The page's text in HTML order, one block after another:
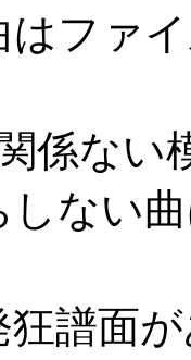
はファ
係ない
しない
譜面